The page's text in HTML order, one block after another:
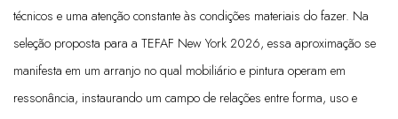
técnicos e uma atenção constante às condições materiais do fazer. Na
seleção proposta para a TEFAF New York 2026, essa aproximação se
manifesta em um arranjo no qual mobiliário e pintura operam em
ressonância, instaurando um campo de relações entre forma, uso e